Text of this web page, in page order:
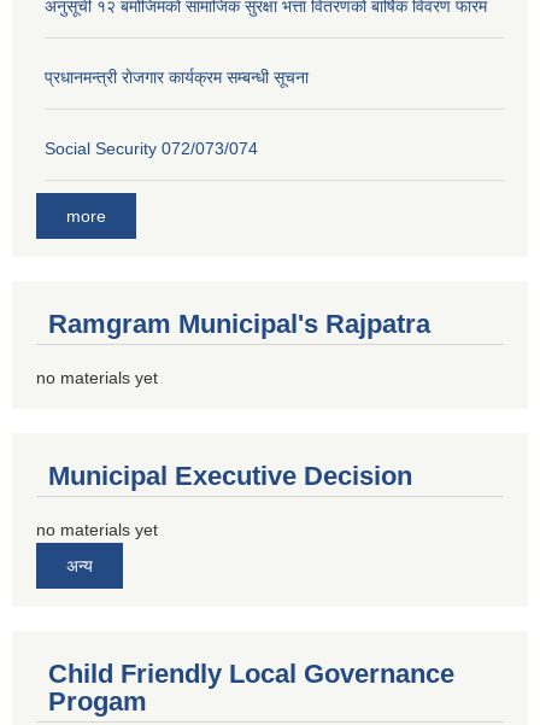
अनुसूची १२ बमोजिमको सामाजिक सुरक्षा भत्ता वितरणको बार्षिक विवरण फारम
प्रधानमन्त्री राेजगार कार्यक्रम सम्बन्धी सूचना
Social Security 072/073/074
more
Ramgram Municipal's Rajpatra
no materials yet
Municipal Executive Decision
no materials yet
अन्य
Child Friendly Local Governance
Progam